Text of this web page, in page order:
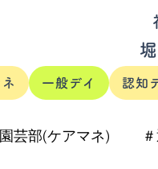
一般デイ 認知
芸部(ケアマネ)